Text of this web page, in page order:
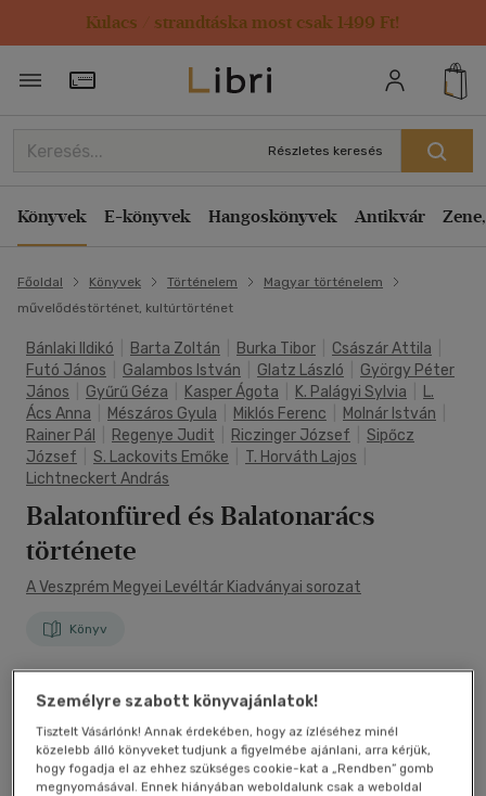
Kulacs / strandtáska most csak 1499 Ft!
Törzsvásárlói Kártya adatai
Részletes keresés
Könyvek E-könyvek Hangoskönyvek Antikvár
Főoldal Könyvek Történelem
Magyar történelem
művelődéstörténet, kultúrtörténet
Bánlaki Ildikó Barta Zoltán Burka Tibor Császár Attila
Futó János
Galambos István Glatz László
György Péter
János
Gyűrű Géza Kasper Ágota K. Palágyi Sylvia
L.
Ács Anna
Mészáros Gyula Miklós Ferenc Molnár István
Rainer Pál
Regenye Judit Riczinger József
Sipőcz
József
S. Lackovits Emőke T. Horváth Lajos
Lichtneckert András
Balatonfüred és Balatonarács
története
A Veszprém Megyei Levéltár Kiadványai sorozat
Könyv
Személyre szabott könyvajánlatok!
Tisztelt Vásárlónk! Annak érdekében, hogy az ízléséhez minél
közelebb álló könyveket tudjunk a figyelmébe ajánlani, arra kérjük,
hogy fogadja el az ehhez szükséges cookie-kat a „Rendben” gomb
megnyomásával. Ennek hiányában weboldalunk csak a weboldal